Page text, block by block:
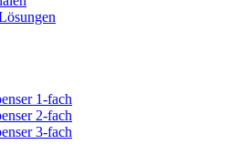
1-fach
2-fach
3-fach